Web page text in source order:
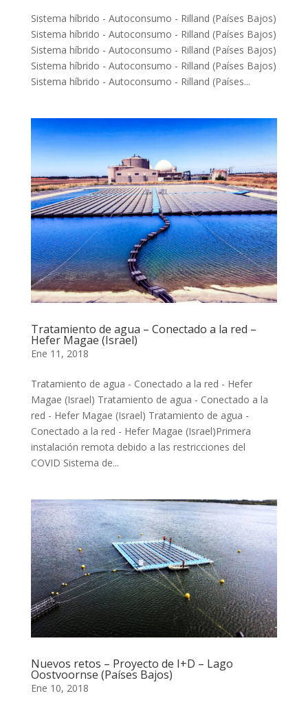
Sistema híbrido - Autoconsumo - Rilland (Países Bajos)
Sistema híbrido - Autoconsumo - Rilland (Países Bajos)
Sistema híbrido - Autoconsumo - Rilland (Países Bajos)
Sistema híbrido - Autoconsumo - Rilland (Países Bajos)
Sistema híbrido - Autoconsumo - Rilland (Países...
Tratamiento de agua – Conectado a la red –
Hefer Magae (Israel)
Ene 11, 2018
Tratamiento de agua - Conectado a la red - Hefer
Magae (Israel) Tratamiento de agua - Conectado a la
red - Hefer Magae (Israel) Tratamiento de agua -
Conectado a la red - Hefer Magae (Israel)Primera
instalación remota debido a las restricciones del
COVID Sistema de...
Nuevos retos – Proyecto de I+D – Lago
Oostvoornse (Países Bajos)
Ene 10, 2018